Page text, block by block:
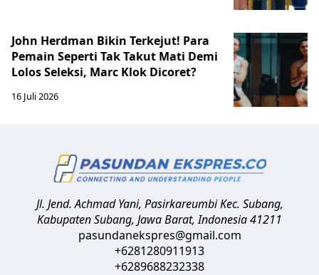
John Herdman Bikin Terkejut! Para
Pemain Seperti Tak Takut Mati Demi
Lolos Seleksi, Marc Klok Dicoret?
16 Juli 2026
Jl. Jend. Achmad Yani, Pasirkareumbi Kec. Subang,
Kabupaten Subang, Jawa Barat,Indonesia41211
pasundanekspres@gmail.com
+6281280911913
+6289688232338